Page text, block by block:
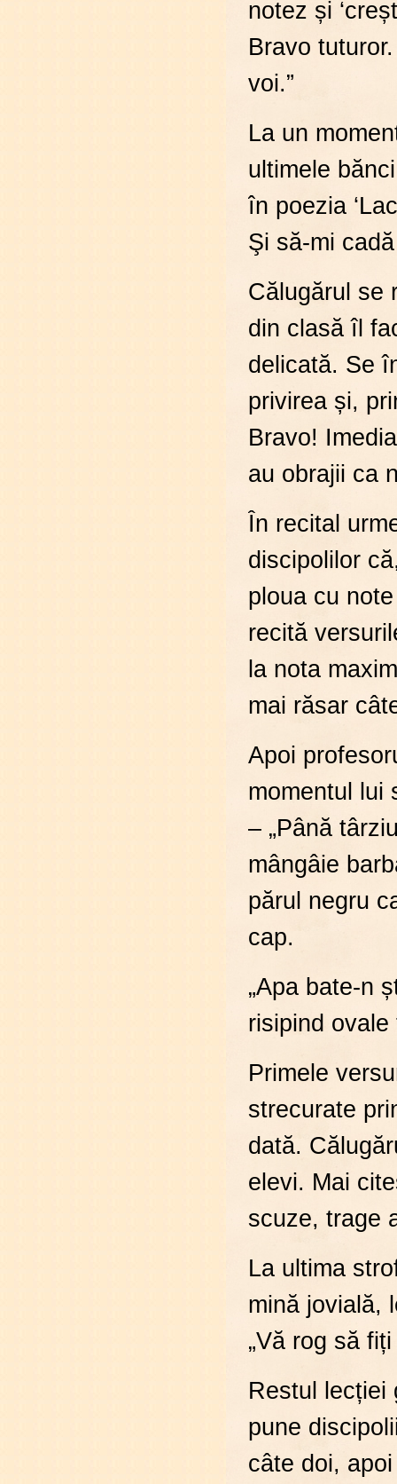
notez și
Bravo
voi.”
La un
ultimele
în poezia
Şi să-mi
Călugărul se
din clasă îl
delicată. Se
privirea și,
Bravo!
au obrajii ca
În recital
discipolilor
ploua cu
recită
la nota
mai răsar
Apoi
momentul lui
– „Până
mângâie
părul negru
cap.
„Apa bate-n
risipind ovale
Primele
strecurate
dată.
elevi. Mai
scuze, trage
La ultima
mină jovială,
„Vă rog să
Restul lecției
pune
câte doi,